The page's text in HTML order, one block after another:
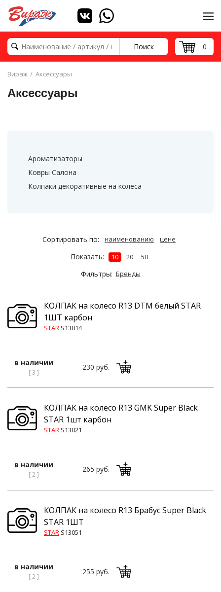
Поиск 0
Вираж Аксессуары
Аксессуары
Ароматизаторы
Ковры Салона
Колпаки декоративные на колеса
Сортировать по: наименованию цене
Показать: 10 20 50
Фильтры: Бренды
КОЛПАК на колесо R13 DTM белый STAR
1ШТ карбон
STAR S13014
в наличии
[ 3 ]
230 руб.
КОЛПАК на колесо R13 GMK Super Black
STAR 1шт карбон
STAR S13021
в наличии
[ 2 ]
265 руб.
КОЛПАК на колесо R13 Брабус Super Black
STAR 1ШТ
STAR S13051
в наличии
[ 2 ]
255 руб.